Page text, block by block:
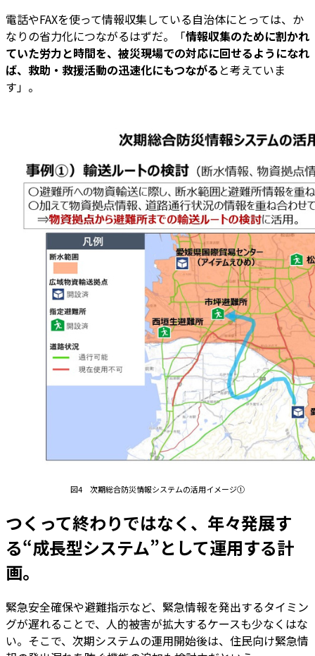
電話やFAXを使って情報収集している自治体にとっては、か
なりの省力化につながるはずだ。「情報収集のために割かれ
ていた労力と時間を、被災現場での対応に回せるようになれ
ば、救助・救援活動の迅速化にもつながる と考えていま
す」。
図4 次期総合防災情報システムの活用イメージ①
つくって終わりではなく、年々発展す
る“成長型システム”として運用する計
画。
緊急安全確保や避難指示など、緊急情報を発出するタイミン
グが遅れることで、人的被害が拡大するケースも少なくはな
い。そこで、次期システムの運用開始後は、住民向け緊急情